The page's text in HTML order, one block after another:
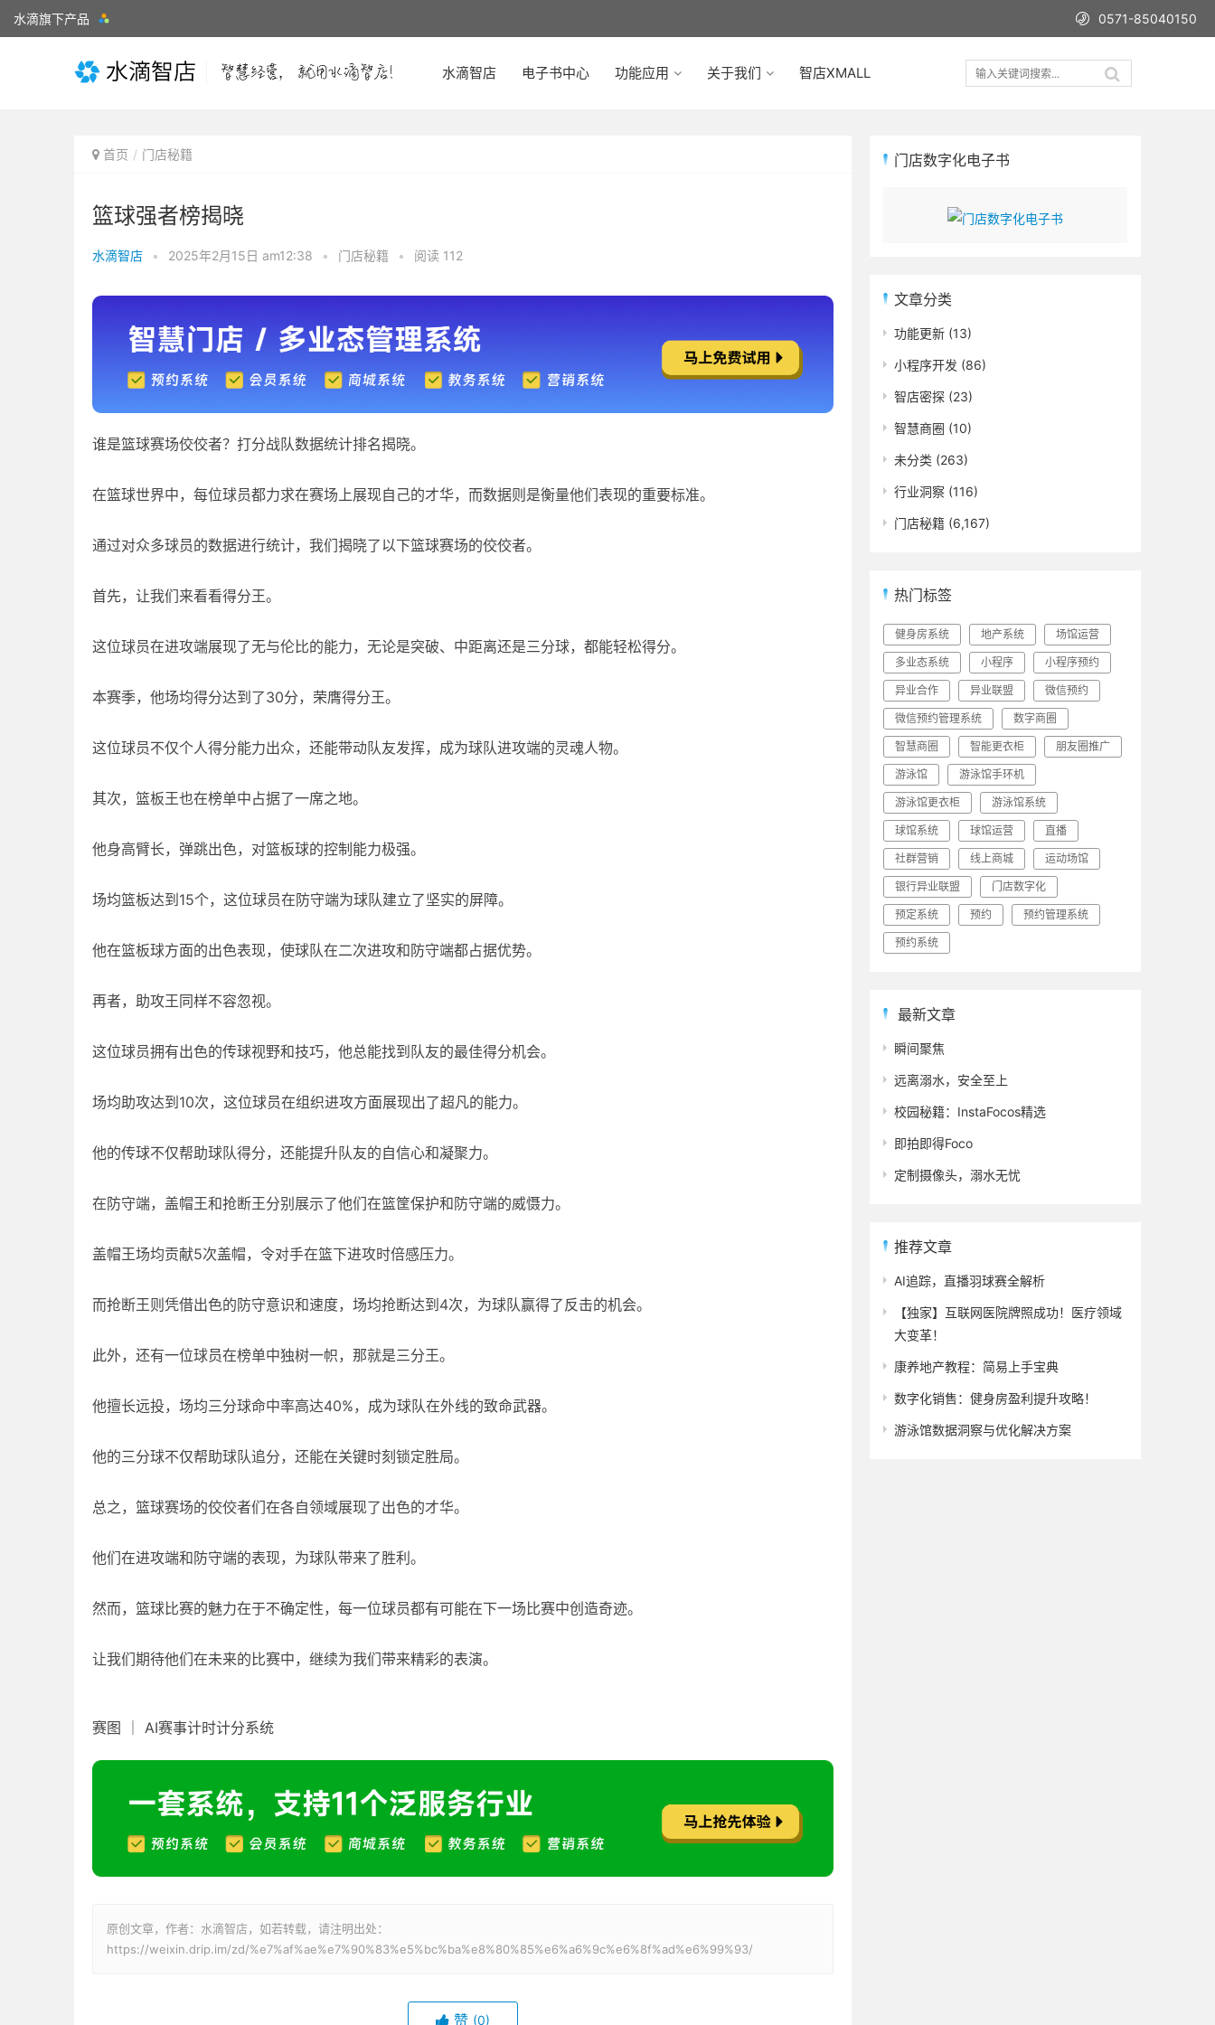
水滴旗下产品 0571-85040150
水滴智店 电子书中心 功能应用 关于我们 智店XMALL
首页 门店秘籍
篮球强者榜揭晓
水滴智店 • 2025年2月15日 am12:38 • 门店秘籍 • 阅读 112
谁是篮球赛场佼佼者？打分战队数据统计排名揭晓。
在篮球世界中，每位球员都力求在赛场上展现自己的才华，而数据则是衡量他们表现的重要标准。
通过对众多球员的数据进行统计，我们揭晓了以下篮球赛场的佼佼者。
首先，让我们来看看得分王。
这位球员在进攻端展现了无与伦比的能力，无论是突破、中距离还是三分球，都能轻松得分。
本赛季，他场均得分达到了30分，荣膺得分王。
这位球员不仅个人得分能力出众，还能带动队友发挥，成为球队进攻端的灵魂人物。
其次，篮板王也在榜单中占据了一席之地。
他身高臂长，弹跳出色，对篮板球的控制能力极强。
场均篮板达到15个，这位球员在防守端为球队建立了坚实的屏障。
他在篮板球方面的出色表现，使球队在二次进攻和防守端都占据优势。
再者，助攻王同样不容忽视。
这位球员拥有出色的传球视野和技巧，他总能找到队友的最佳得分机会。
场均助攻达到10次，这位球员在组织进攻方面展现出了超凡的能力。
他的传球不仅帮助球队得分，还能提升队友的自信心和凝聚力。
在防守端，盖帽王和抢断王分别展示了他们在篮筐保护和防守端的威慑力。
盖帽王场均贡献5次盖帽，令对手在篮下进攻时倍感压力。
而抢断王则凭借出色的防守意识和速度，场均抢断达到4次，为球队赢得了反击的机会。
此外，还有一位球员在榜单中独树一帜，那就是三分王。
他擅长远投，场均三分球命中率高达40%，成为球队在外线的致命武器。
他的三分球不仅帮助球队追分，还能在关键时刻锁定胜局。
总之，篮球赛场的佼佼者们在各自领域展现了出色的才华。
他们在进攻端和防守端的表现，为球队带来了胜利。
然而，篮球比赛的魅力在于不确定性，每一位球员都有可能在下一场比赛中创造奇迹。
让我们期待他们在未来的比赛中，继续为我们带来精彩的表演。
赛图 ｜ AI赛事计时计分系统
原创文章，作者：水滴智店，如若转载，请注明出处：
https://weixin.drip.im/zd/%e7%af%ae%e7%90%83%e5%bc%ba%e8%80%85%e6%a6%9c%e6%8f%ad%e6%99%93/
赞 (0)
门店数字化电子书
文章分类
功能更新 (13)
小程序开发 (86)
智店密探 (23)
智慧商圈 (10)
未分类 (263)
行业洞察 (116)
门店秘籍 (6,167)
热门标签
健身房系统 地产系统 场馆运营
多业态系统 小程序 小程序预约
异业合作 异业联盟 微信预约
微信预约管理系统 数字商圈
智慧商圈 智能更衣柜 朋友圈推广
游泳馆 游泳馆手环机
游泳馆更衣柜 游泳馆系统
球馆系统 球馆运营 直播
社群营销 线上商城 运动场馆
银行异业联盟 门店数字化
预定系统 预约 预约管理系统
预约系统
最新文章
瞬间聚焦
远离溺水，安全至上
校园秘籍：InstaFocos精选
即拍即得Foco
定制摄像头，溺水无忧
推荐文章
AI追踪，直播羽球赛全解析
【独家】互联网医院牌照成功！医疗领域
大变革！
康养地产教程：简易上手宝典
数字化销售：健身房盈利提升攻略！
游泳馆数据洞察与优化解决方案